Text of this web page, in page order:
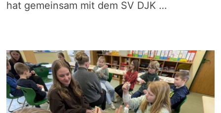
hat gemeinsam mit dem SV DJK …